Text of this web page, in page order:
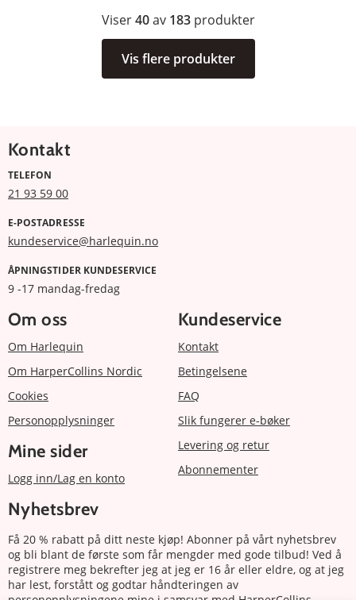
Viser40av 183produkter
Vis flere produkter
Kontakt
TELEFON
21 93 59 00
E-POSTADRESSE
kundeservice@harlequin.no
ÅPNINGSTIDER KUNDESERVICE
9 -17 mandag-fredag
Om oss
Om Harlequin
Om HarperCollins Nordic
Cookies
Personopplysninger
Mine sider
Logg inn/Lag en konto
Kundeservice
Kontakt
Betingelsene
FAQ
Slik fungerer e-bøker
Levering og retur
Abonnementer
Nyhetsbrev
Få 20 % rabatt på ditt neste kjøp! Abonner på vårt nyhetsbrev
og bli blant de første som får mengder med gode tilbud! Ved å
registrere meg bekrefter jeg at jeg er 16 år eller eldre, og at jeg
har lest, forstått og godtar håndteringen av